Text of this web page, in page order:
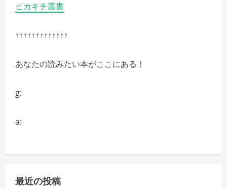
ピカキチ叢書
↑↑↑↑↑↑↑↑↑↑↑↑↑
あなたの読みたい本がここにある！
g:
a:
最近の投稿